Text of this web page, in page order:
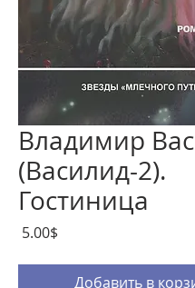
Владимир
(Василид-2).
Гостиница
‏5.00 ‏$
Добавить в